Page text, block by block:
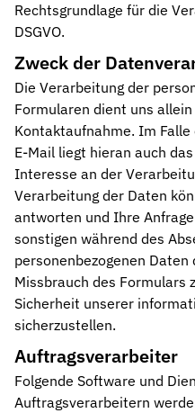
Rechtsgrundlage für die
DSGVO.
Zweck der
Die Verarbeitung der
Formularen dient uns
Kontaktaufnahme. Im
E-Mail liegt hieran auch
Interesse an der
Verarbeitung der Daten
antworten und Ihre
sonstigen während des
personenbezogenen Daten
Missbrauch des Formulars
Sicherheit unserer
sicherzustellen.
Auftragsverarbeiter
Folgende Software und
Auftragsverarbeitern